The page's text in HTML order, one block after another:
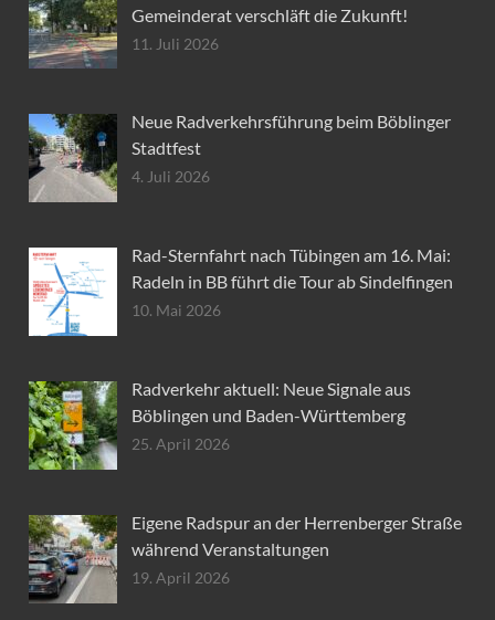
Gemeinderat verschläft die Zukunft!
11. Juli 2026
Neue Radverkehrsführung beim Böblinger
Stadtfest
4. Juli 2026
Rad-Sternfahrt nach Tübingen am 16. Mai:
Radeln in BB führt die Tour ab Sindelfingen
10. Mai 2026
Radverkehr aktuell: Neue Signale aus
Böblingen und Baden-Württemberg
25. April 2026
Eigene Radspur an der Herrenberger Straße
während Veranstaltungen
19. April 2026